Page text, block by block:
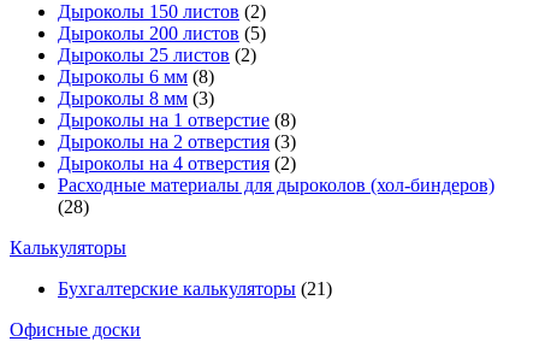
Дыроколы 150 листов (2)
Дыроколы 200 листов (5)
Дыроколы 25 листов (2)
Дыроколы 6 мм (8)
Дыроколы 8 мм (3)
Дыроколы на 1 отверстие (8)
Дыроколы на 2 отверстия (3)
Дыроколы на 4 отверстия (2)
Расходные материалы для дыроколов (хол-биндеров)
(28)
Калькуляторы
Бухгалтерские калькуляторы (21)
Офисные доски